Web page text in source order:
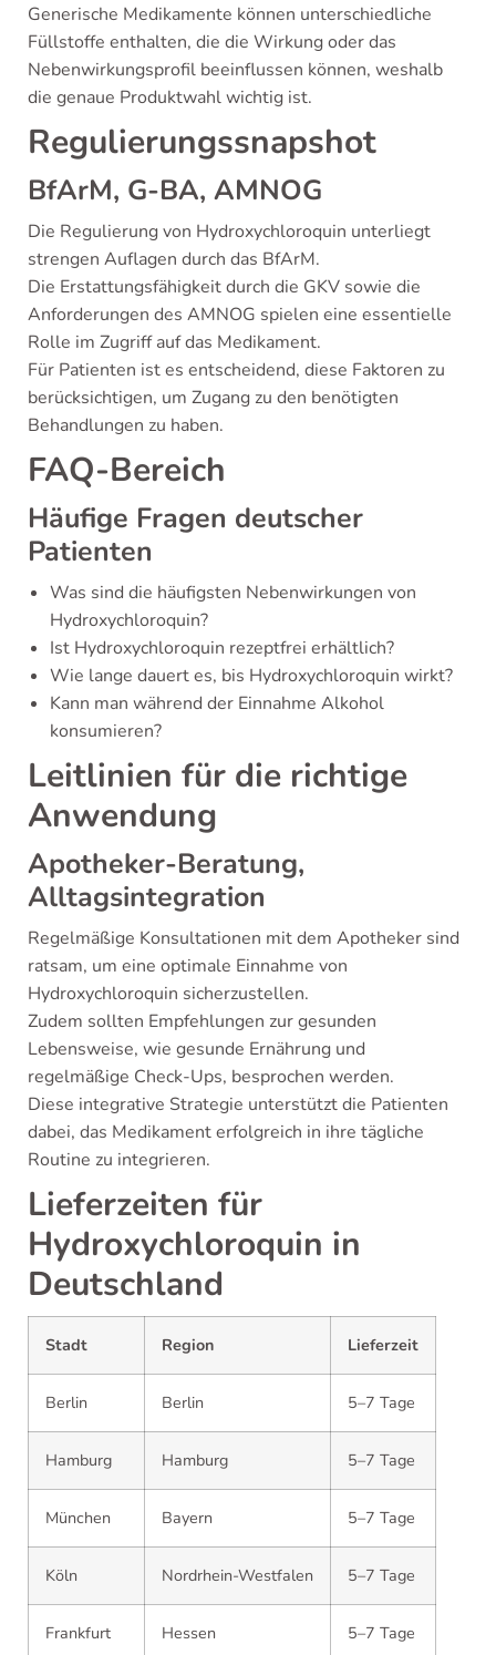
Generische Medikamente können unterschiedliche
Füllstoffe enthalten, die die Wirkung oder das
Nebenwirkungsprofil beeinflussen können, weshalb
die genaue Produktwahl wichtig ist.
Regulierungssnapshot
BfArM, G-BA, AMNOG
Die Regulierung von Hydroxychloroquin unterliegt
strengen Auflagen durch das BfArM.
Die Erstattungsfähigkeit durch die GKV sowie die
Anforderungen des AMNOG spielen eine essentielle
Rolle im Zugriff auf das Medikament.
Für Patienten ist es entscheidend, diese Faktoren zu
berücksichtigen, um Zugang zu den benötigten
Behandlungen zu haben.
FAQ-Bereich
Häufige Fragen deutscher
Patienten
Was sind die häufigsten Nebenwirkungen von
Hydroxychloroquin?
Ist Hydroxychloroquin rezeptfrei erhältlich?
Wie lange dauert es, bis Hydroxychloroquin wirkt?
Kann man während der Einnahme Alkohol
konsumieren?
Leitlinien für die richtige
Anwendung
Apotheker-Beratung,
Alltagsintegration
Regelmäßige Konsultationen mit dem Apotheker sind
ratsam, um eine optimale Einnahme von
Hydroxychloroquin sicherzustellen.
Zudem sollten Empfehlungen zur gesunden
Lebensweise, wie gesunde Ernährung und
regelmäßige Check-Ups, besprochen werden.
Diese integrative Strategie unterstützt die Patienten
dabei, das Medikament erfolgreich in ihre tägliche
Routine zu integrieren.
Lieferzeiten für
Hydroxychloroquin in
Deutschland
Stadt Region Lieferzeit
Berlin Berlin 5–7 Tage
Hamburg Hamburg 5–7 Tage
München Bayern 5–7 Tage
Köln Nordrhein-Westfalen 5–7 Tage
Frankfurt Hessen 5–7 Tage